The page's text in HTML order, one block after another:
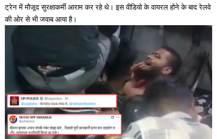
ट्रेन में मौजूद सुरक्षाकर्मी आराम कर रहे थे। इस वीडियो के वायरल होने के बाद रेलवे
की ओर से भी जवाब आया है।